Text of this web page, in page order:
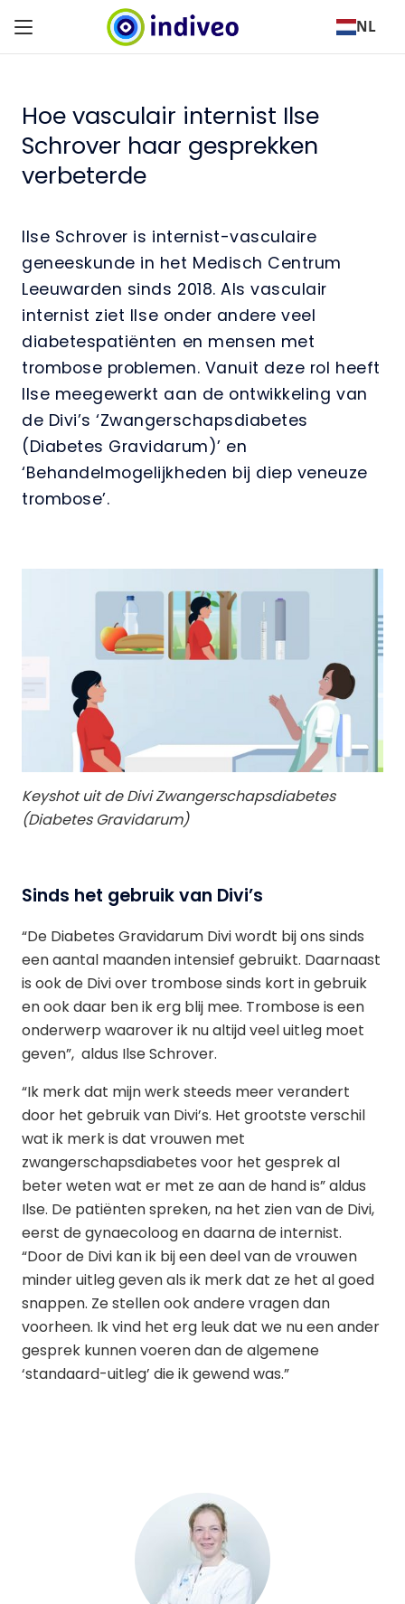
NL
Hoe vasculair internist Ilse
Schrover haar gesprekken
verbeterde
Ilse Schrover is internist-vasculaire
geneeskunde in het Medisch Centrum
Leeuwarden sinds 2018. Als vasculair
internist ziet Ilse onder andere veel
diabetespatiënten en mensen met
trombose problemen. Vanuit deze rol heeft
Ilse meegewerkt aan de ontwikkeling van
de Divi’s ‘Zwangerschapsdiabetes
(Diabetes Gravidarum)’ en
‘Behandelmogelijkheden bij diep veneuze
trombose’.
Keyshot uit de Divi Zwangerschapsdiabetes
(Diabetes Gravidarum)
Sinds het gebruik van Divi’s
“De Diabetes Gravidarum Divi wordt bij ons sinds
een aantal maanden intensief gebruikt. Daarnaast
is ook de Divi over trombose sinds kort in gebruik
en ook daar ben ik erg blij mee. Trombose is een
onderwerp waarover ik nu altijd veel uitleg moet
geven”, aldus Ilse Schrover.
“Ik merk dat mijn werk steeds meer verandert
door het gebruik van Divi’s. Het grootste verschil
wat ik merk is dat vrouwen met
zwangerschapsdiabetes voor het gesprek al
beter weten wat er met ze aan de hand is” aldus
Ilse. De patiënten spreken, na het zien van de Divi,
eerst de gynaecoloog en daarna de internist.
“Door de Divi kan ik bij een deel van de vrouwen
minder uitleg geven als ik merk dat ze het al goed
snappen. Ze stellen ook andere vragen dan
voorheen. Ik vind het erg leuk dat we nu een ander
gesprek kunnen voeren dan de algemene
‘standaard-uitleg’ die ik gewend was.”